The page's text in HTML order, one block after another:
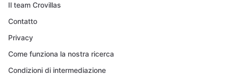
Il team Crovillas
Contatto
Privacy
Come funziona la nostra ricerca
Condizioni di intermediazione